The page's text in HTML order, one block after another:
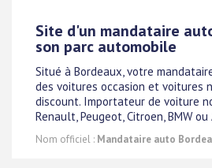
Site d'un mandataire
son parc automobile
Situé à Bordeaux, votre
des voitures occasion et voitures
discount. Importateur de voiture
Renault, Peugeot, Citroen, BMW ou
Nom officiel : Mandataire auto